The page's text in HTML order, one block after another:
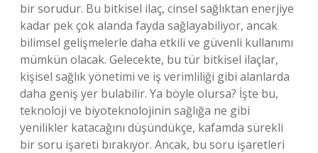
bir sorudur. Bu bitkisel ilaç, cinsel sağlıktan enerjiye
kadar pek çok alanda fayda sağlayabiliyor, ancak
bilimsel gelişmelerle daha etkili ve güvenli kullanımı
mümkün olacak. Gelecekte, bu tür bitkisel ilaçlar,
kişisel sağlık yönetimi ve iş verimliliği gibi alanlarda
daha geniş yer bulabilir. Ya böyle olursa? İşte bu,
teknoloji ve biyoteknolojinin sağlığa ne gibi
yenilikler katacağını düşündükçe, kafamda sürekli
bir soru işareti bırakıyor. Ancak, bu soru işaretleri